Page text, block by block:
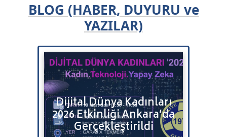
BLOG (HABER, DUYURU ve
YAZILAR)
Dijital Dünya Kadınları
2026 Etkinliği Ankara’da
Gerçekleştirildi